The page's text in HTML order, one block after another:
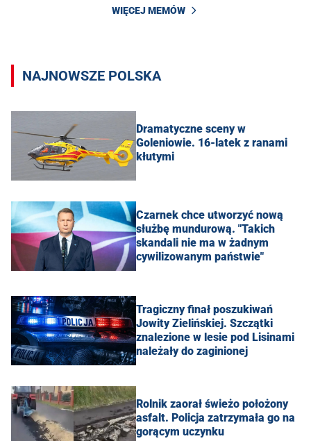
WIĘCEJ MEMÓW
NAJNOWSZE POLSKA
Dramatyczne sceny w
Goleniowie. 16-latek z ranami
kłutymi
Czarnek chce utworzyć nową
służbę mundurową. "Takich
skandali nie ma w żadnym
cywilizowanym państwie"
Tragiczny finał poszukiwań
Jowity Zielińskiej. Szczątki
znalezione w lesie pod Lisinami
należały do zaginionej
Rolnik zaorał świeżo położony
asfalt. Policja zatrzymała go na
gorącym uczynku